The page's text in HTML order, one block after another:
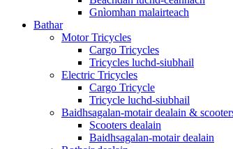
Gnìomhan malairteach
Bathar
Motor Tricycles
Cargo Tricycles
Tricycles luchd-siubhail
Electric Tricycles
Cargo Tricycle
Tricycle luchd-siubhail
Baidhsagalan-motair dealain &
Scooters dealain
Baidhsagalan-motair dealain